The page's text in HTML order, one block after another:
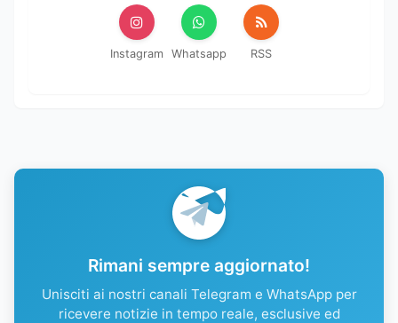
Instagram Whatsapp RSS
Rimani sempre aggiornato!
Unisciti ai nostri canali Telegram e WhatsApp per
ricevere notizie in tempo reale, esclusive ed